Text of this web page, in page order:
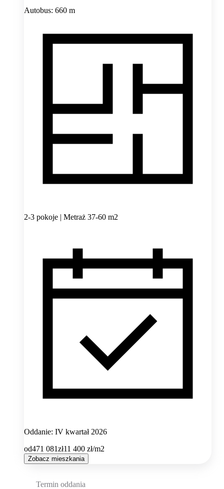
Autobus: 660 m
2-3 pokoje | Metraż 37-60 m2
Oddanie: IV kwartał 2026
od471 081zł11 400 zł/m2
Zobacz mieszkania
Termin oddania